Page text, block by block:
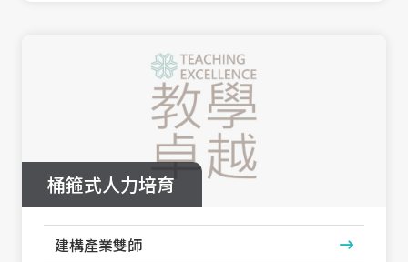
桶箍式人力培育
建構產業雙師